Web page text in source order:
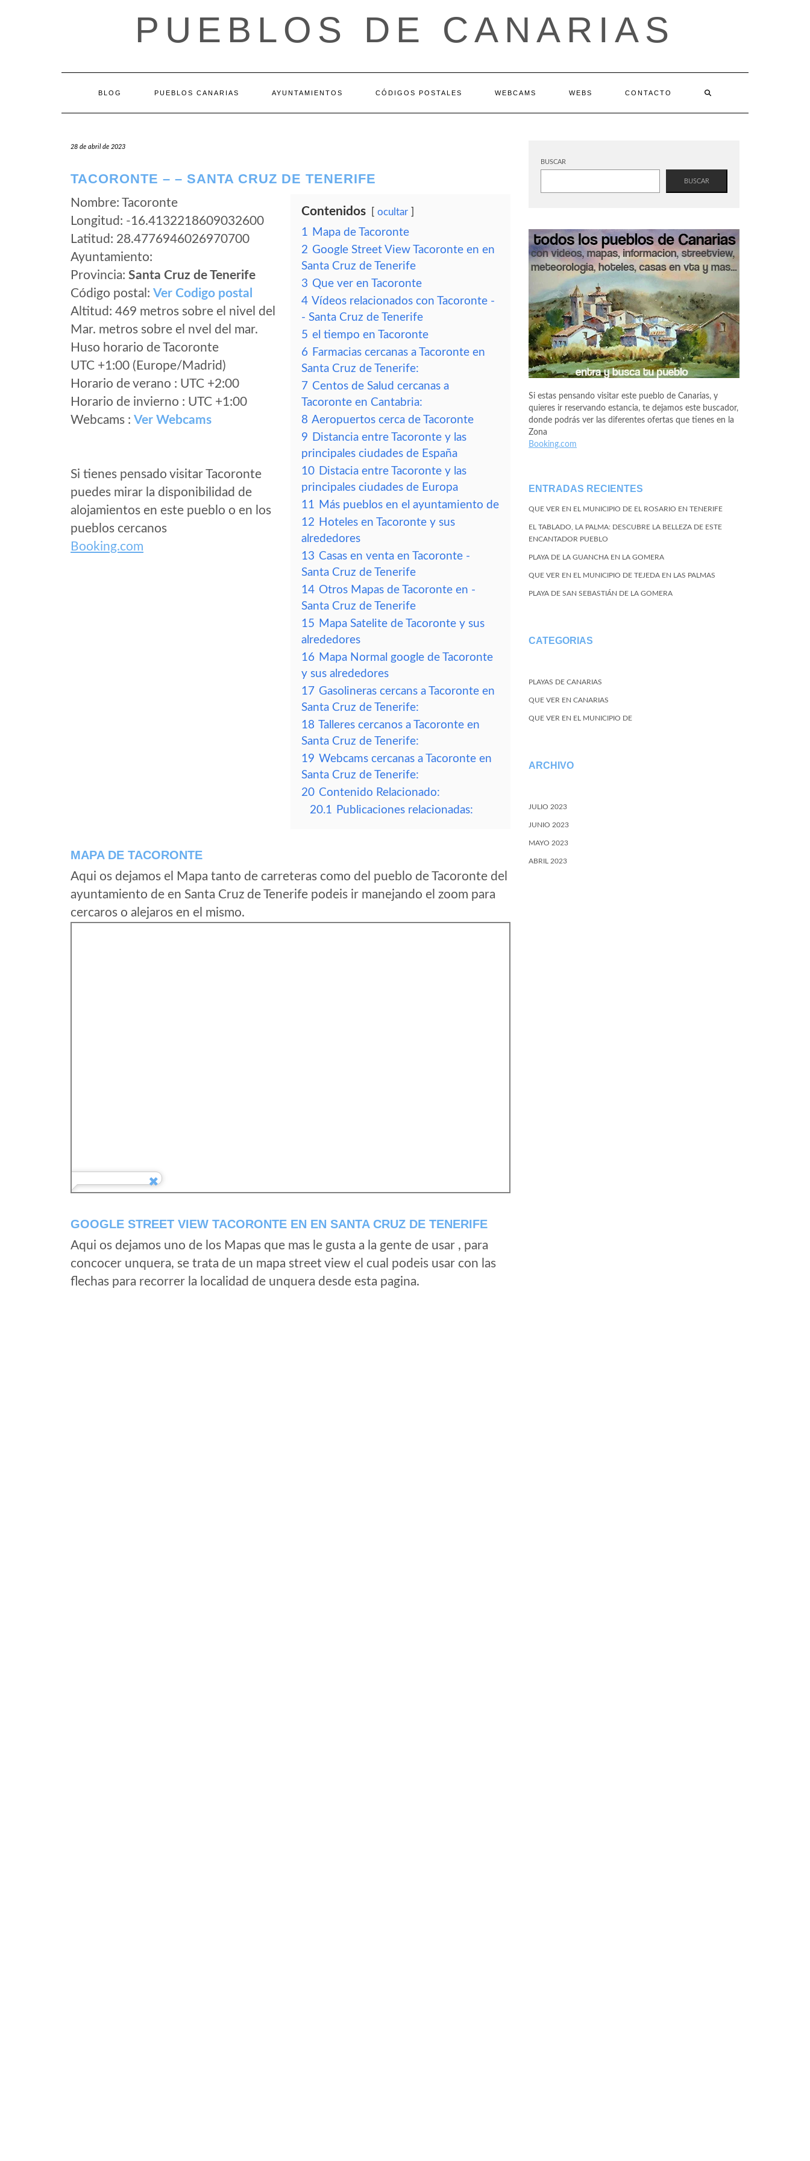
PUEBLOS DE CANARIAS
BLOG PUEBLOS CANARIAS AYUNTAMIENTOS CÓDIGOS POSTALES WEBCAMS WEBS CONTACTO
28 de abril de 2023
TACORONTE – – SANTA CRUZ DE TENERIFE
Nombre: Tacoronte
Longitud: -16.4132218609032600
Latitud: 28.4776946026970700
Ayuntamiento:
Provincia: Santa Cruz de Tenerife
Código postal: Ver Codigo postal
Altitud: 469 metros sobre el nivel del
Mar. metros sobre el nvel del mar.
Huso horario de Tacoronte
UTC +1:00 (Europe/Madrid)
Horario de verano : UTC +2:00
Horario de invierno : UTC +1:00
Webcams : Ver Webcams
Si tienes pensado visitar Tacoronte
puedes mirar la disponibilidad de
alojamientos en este pueblo o en los
pueblos cercanos
Booking.com
Contenidos ocultar
1 Mapa de Tacoronte
2 Google Street View Tacoronte en en
Santa Cruz de Tenerife
3 Que ver en Tacoronte
4 Vídeos relacionados con Tacoronte -
- Santa Cruz de Tenerife
5 el tiempo en Tacoronte
6 Farmacias cercanas a Tacoronte en
Santa Cruz de Tenerife:
7 Centos de Salud cercanas a
Tacoronte en Cantabria:
8 Aeropuertos cerca de Tacoronte
9 Distancia entre Tacoronte y las
principales ciudades de España
10 Distacia entre Tacoronte y las
principales ciudades de Europa
11 Más pueblos en el ayuntamiento de
12 Hoteles en Tacoronte y sus
alrededores
13 Casas en venta en Tacoronte -
Santa Cruz de Tenerife
14 Otros Mapas de Tacoronte en -
Santa Cruz de Tenerife
15 Mapa Satelite de Tacoronte y sus
alrededores
16 Mapa Normal google de Tacoronte
y sus alrededores
17 Gasolineras cercans a Tacoronte en
Santa Cruz de Tenerife:
18 Talleres cercanos a Tacoronte en
Santa Cruz de Tenerife:
19 Webcams cercanas a Tacoronte en
Santa Cruz de Tenerife:
20 Contenido Relacionado:
20.1 Publicaciones relacionadas:
MAPA DE TACORONTE
Aqui os dejamos el Mapa tanto de carreteras como del pueblo de Tacoronte del
ayuntamiento de en Santa Cruz de Tenerife podeis ir manejando el zoom para
cercaros o alejaros en el mismo.
GOOGLE STREET VIEW TACORONTE EN EN SANTA CRUZ DE TENERIFE
Aqui os dejamos uno de los Mapas que mas le gusta a la gente de usar , para
concocer unquera, se trata de un mapa street view el cual podeis usar con las
flechas para recorrer la localidad de unquera desde esta pagina.
BUSCAR
BUSCAR
Si estas pensando visitar este pueblo de Canarias, y
quieres ir reservando estancia, te dejamos este buscador,
donde podrás ver las diferentes ofertas que tienes en la
Zona
Booking.com
ENTRADAS RECIENTES
QUE VER EN EL MUNICIPIO DE EL ROSARIO EN TENERIFE
EL TABLADO, LA PALMA: DESCUBRE LA BELLEZA DE ESTE
ENCANTADOR PUEBLO
PLAYA DE LA GUANCHA EN LA GOMERA
QUE VER EN EL MUNICIPIO DE TEJEDA EN LAS PALMAS
PLAYA DE SAN SEBASTIÁN DE LA GOMERA
CATEGORIAS
PLAYAS DE CANARIAS
QUE VER EN CANARIAS
QUE VER EN EL MUNICIPIO DE
ARCHIVO
JULIO 2023
JUNIO 2023
MAYO 2023
ABRIL 2023